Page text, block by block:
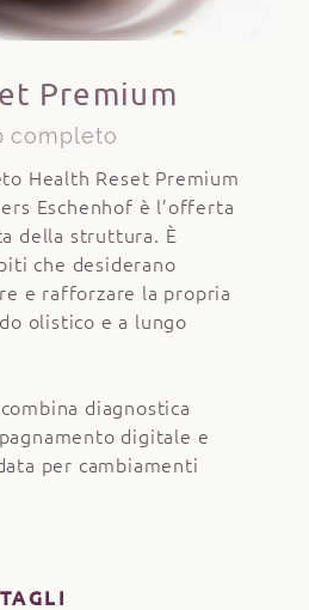
Premium
completo
Health Reset Premium
Eschenhof è l’offerta
della struttura. È
che desiderano
e rafforzare la propria
olistico e a lungo
diagnostica
digitale e
per cambiamenti